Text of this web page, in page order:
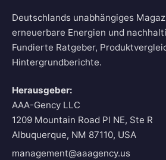
Deutschlands unabhängiges
erneuerbare Energien und
Fundierte Ratgeber,
Hintergrundberichte.
Herausgeber:
AAA-Gency LLC
1209 Mountain Road Pl NE, Ste R
Albuquerque, NM 87110, USA
management@aaagency.us